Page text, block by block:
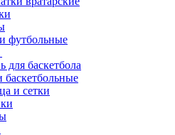
футбольные
для баскетбола
и сетки